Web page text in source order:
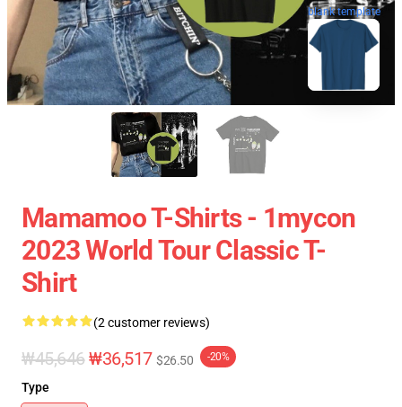
blank template
Mamamoo T-Shirts - 1mycon
2023 World Tour Classic T-
Shirt
(2 customer reviews)
₩45,646₩36,517 $26.50 -20%
Type